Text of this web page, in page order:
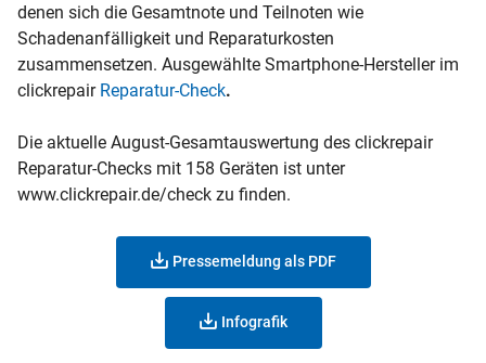
denen sich die Gesamtnote und Teilnoten wie
Schadenanfälligkeit und Reparaturkosten
zusammensetzen. Ausgewählte Smartphone-Hersteller im
clickrepair Reparatur-Check.
Die aktuelle August-Gesamtauswertung des clickrepair
Reparatur-Checks mit 158 Geräten ist unter
www.clickrepair.de/check zu finden.
Pressemeldung als PDF
Infografik